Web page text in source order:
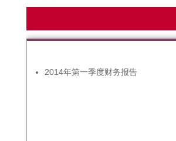
2014年第一季度财务报告